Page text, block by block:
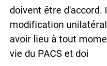
doivent être d'accord.
modification
avoir lieu à tout
vie du PACS et doi